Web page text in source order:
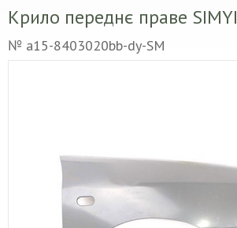
Крило переднє праве SIMYI
№ a15-8403020bb-dy-SM